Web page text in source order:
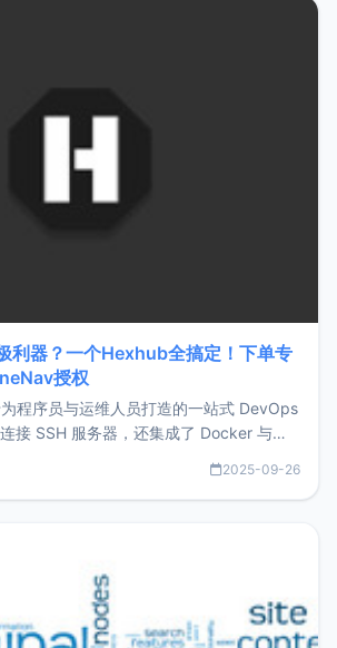
利器？一个Hexhub全搞定！下单专
授权
程序员与运维人员打造的一站式 DevOps
接 SSH 服务器，还集成了 Docker 与常
HexHub 即可同时搞定运维与数据库操
2025-09-26